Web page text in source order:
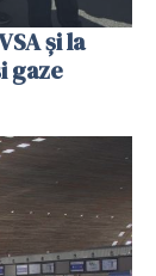
și la
gaze